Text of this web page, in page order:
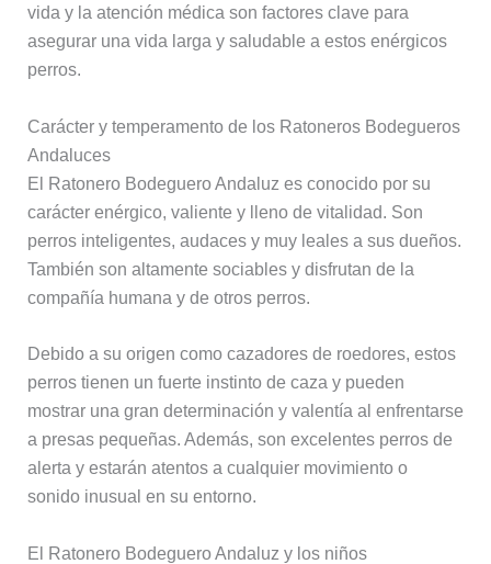
vida y la atención médica son factores clave para
asegurar una vida larga y saludable a estos enérgicos
perros.
Carácter y temperamento de los Ratoneros Bodegueros
Andaluces
El Ratonero Bodeguero Andaluz es conocido por su
carácter enérgico, valiente y lleno de vitalidad. Son
perros inteligentes, audaces y muy leales a sus dueños.
También son altamente sociables y disfrutan de la
compañía humana y de otros perros.
Debido a su origen como cazadores de roedores, estos
perros tienen un fuerte instinto de caza y pueden
mostrar una gran determinación y valentía al enfrentarse
a presas pequeñas. Además, son excelentes perros de
alerta y estarán atentos a cualquier movimiento o
sonido inusual en su entorno.
El Ratonero Bodeguero Andaluz y los niños